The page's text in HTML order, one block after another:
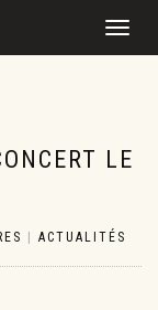
DÉPLIER
LE
ACTUALITÉS